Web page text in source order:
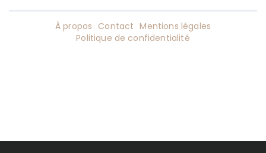
À propos Contact Mentions légales
Politique de confidentialité